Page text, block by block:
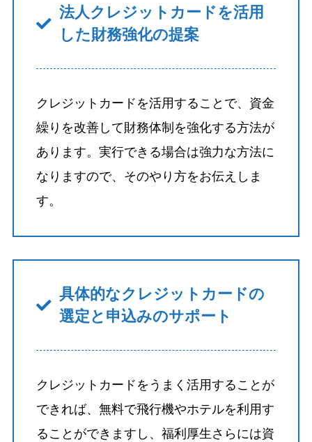
法人クレジットカードを活用
した財務強化の提案
クレジットカードを活用することで、資金
繰りを改善して財務体制を強化する方法が
あります。実行できる場合は強力な方法に
なりますので、そのやり方をお伝えしま
す。
具体的なクレジットカードの
選定と申込みのサポート
クレジットカードをうまく活用することが
できれば、無料で飛行機やホテルを利用す
ることができますし、福利厚生さらには資